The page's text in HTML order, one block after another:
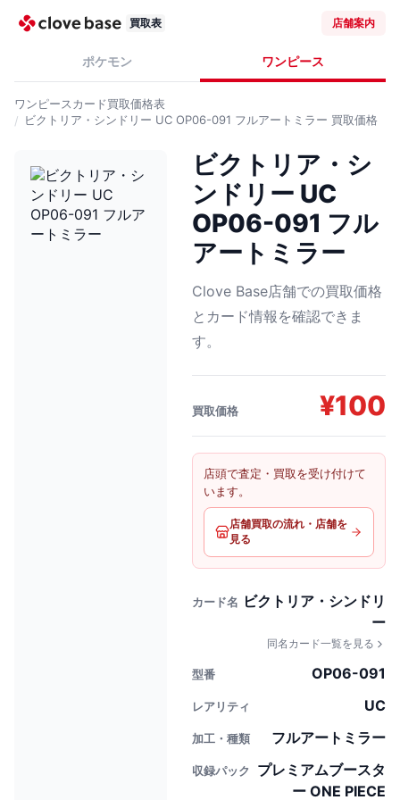
買取表 店舗案内
ポケモン ワンピース
ワンピースカード買取価格表
ビクトリア・シンドリー UC OP06-091 フルアートミラー 買取価格
ビクトリア・シ
ンドリー UC
OP06-091 フル
アートミラー
Clove Base店舗での買取価格
とカード情報を確認できま
す。
買取価格 ¥100
店頭で査定・買取を受け付けて
います。
店舗買取の流れ・店舗を
見る
カード名 ビクトリア・シンドリ
ー
同名カード一覧を見る
型番 OP06-091
レアリティ UC
加工・種類 フルアートミラー
収録パック
プレミアムブースタ
ー ONE PIECE